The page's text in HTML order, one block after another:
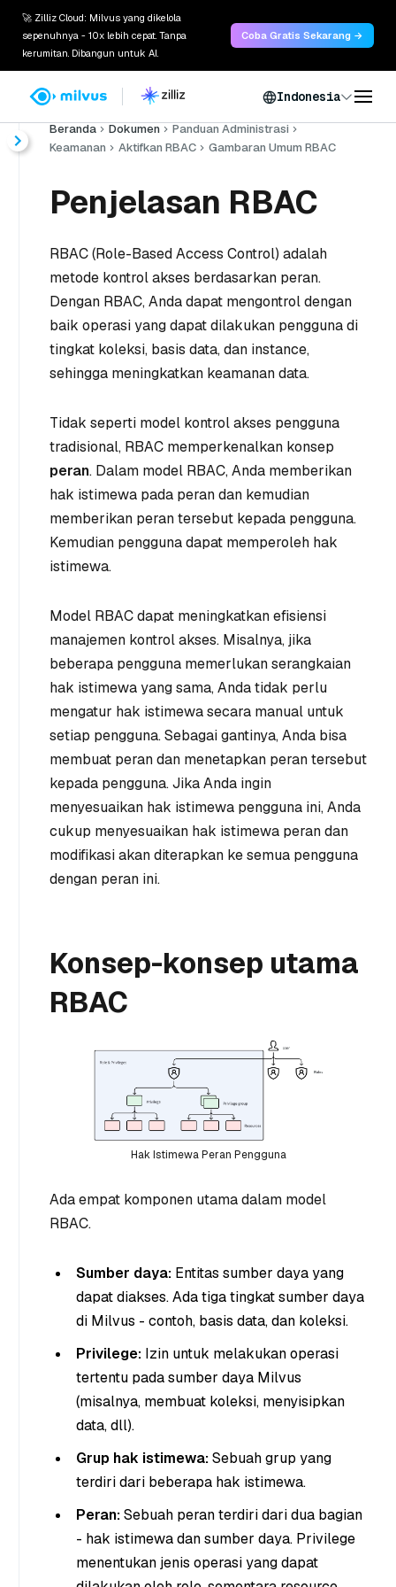
🚀 Zilliz Cloud: Milvus yang dikelola
sepenuhnya - 10x lebih cepat. Tanpa
kerumitan. Dibangun untuk AI.
Coba Gratis Sekarang →
Indonesia
Beranda Dokumen
Panduan Administrasi
Keamanan
Aktifkan RBAC Gambaran Umum RBAC
Penjelasan RBAC
RBAC (Role-Based Access Control) adalah
metode kontrol akses berdasarkan peran.
Dengan RBAC, Anda dapat mengontrol dengan
baik operasi yang dapat dilakukan pengguna di
tingkat koleksi, basis data, dan instance,
sehingga meningkatkan keamanan data.
Tidak seperti model kontrol akses pengguna
tradisional, RBAC memperkenalkan konsep
peran. Dalam model RBAC, Anda memberikan
hak istimewa pada peran dan kemudian
memberikan peran tersebut kepada pengguna.
Kemudian pengguna dapat memperoleh hak
istimewa.
Model RBAC dapat meningkatkan efisiensi
manajemen kontrol akses. Misalnya, jika
beberapa pengguna memerlukan serangkaian
hak istimewa yang sama, Anda tidak perlu
mengatur hak istimewa secara manual untuk
setiap pengguna. Sebagai gantinya, Anda bisa
membuat peran dan menetapkan peran tersebut
kepada pengguna. Jika Anda ingin
menyesuaikan hak istimewa pengguna ini, Anda
cukup menyesuaikan hak istimewa peran dan
modifikasi akan diterapkan ke semua pengguna
dengan peran ini.
Konsep-konsep utama
RBAC
Hak Istimewa Peran Pengguna
Ada empat komponen utama dalam model
RBAC.
Sumber daya: Entitas sumber daya yang
dapat diakses. Ada tiga tingkat sumber daya
di Milvus - contoh, basis data, dan koleksi.
Privilege: Izin untuk melakukan operasi
tertentu pada sumber daya Milvus
(misalnya, membuat koleksi, menyisipkan
data, dll).
Grup hak istimewa:Sebuah grup yang
terdiri dari beberapa hak istimewa.
Peran:Sebuah peran terdiri dari dua bagian
- hak istimewa dan sumber daya. Privilege
menentukan jenis operasi yang dapat